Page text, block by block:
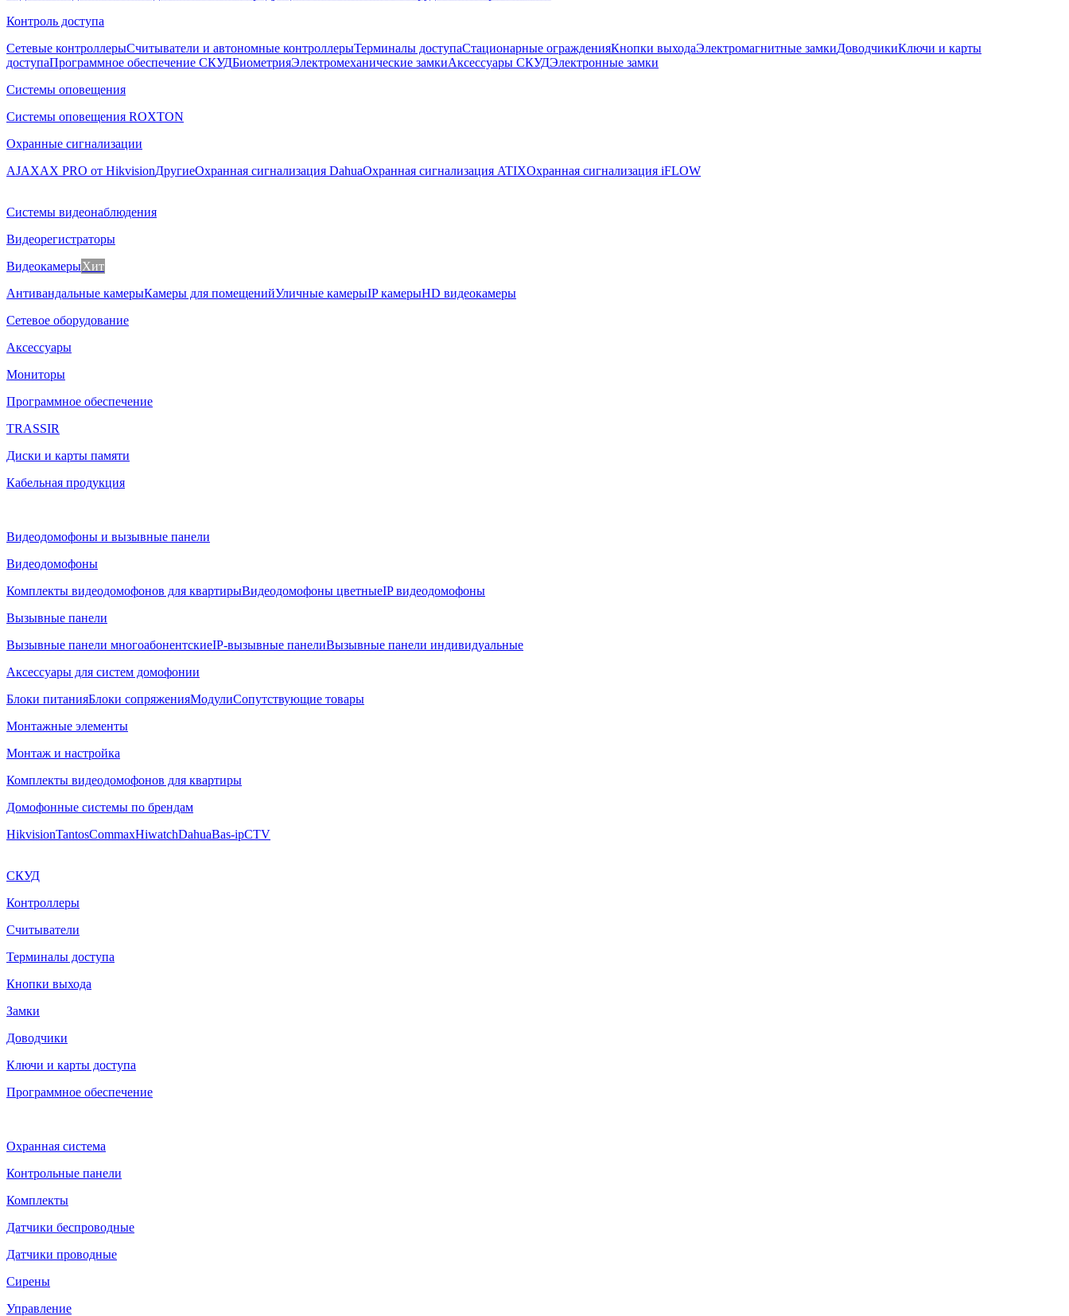
Контроль доступа
Сетевые контроллерыСчитыватели и автономные контроллерыТерминалы доступаСтационарные огражденияКнопки выходаЭлектромагнитные замкиДоводчикиКлючи и карты
доступаПрограммное обеспечение СКУДБиометрияЭлектромеханические замкиАксессуары СКУДЭлектронные замки
Системы оповещения
Системы оповещения ROXTON
Охранные сигнализации
AJAXAX PRO от HikvisionДругиеОхранная сигнализация DahuaОхранная сигнализация ATIXОхранная сигнализация iFLOW
Системы видеонаблюдения
Видеорегистраторы
ВидеокамерыХит
Антивандальные камерыКамеры для помещенийУличные камерыIP камерыHD видеокамеры
Сетевое оборудование
Аксессуары
Мониторы
Программное обеспечение
TRASSIR
Диски и карты памяти
Кабельная продукция
Видеодомофоны и вызывные панели
Видеодомофоны
Комплекты видеодомофонов для квартирыВидеодомофоны цветныеIP видеодомофоны
Вызывные панели
Вызывные панели многоабонентскиеIP-вызывные панелиВызывные панели индивидуальные
Аксессуары для систем домофонии
Блоки питанияБлоки сопряженияМодулиСопутствующие товары
Монтажные элементы
Монтаж и настройка
Комплекты видеодомофонов для квартиры
Домофонные системы по брендам
HikvisionTantosCommaxHiwatchDahuaBas-ipCTV
СКУД
Контроллеры
Считыватели
Терминалы доступа
Кнопки выхода
Замки
Доводчики
Ключи и карты доступа
Программное обеспечение
Охранная система
Контрольные панели
Комплекты
Датчики беспроводные
Датчики проводные
Сирены
Управление